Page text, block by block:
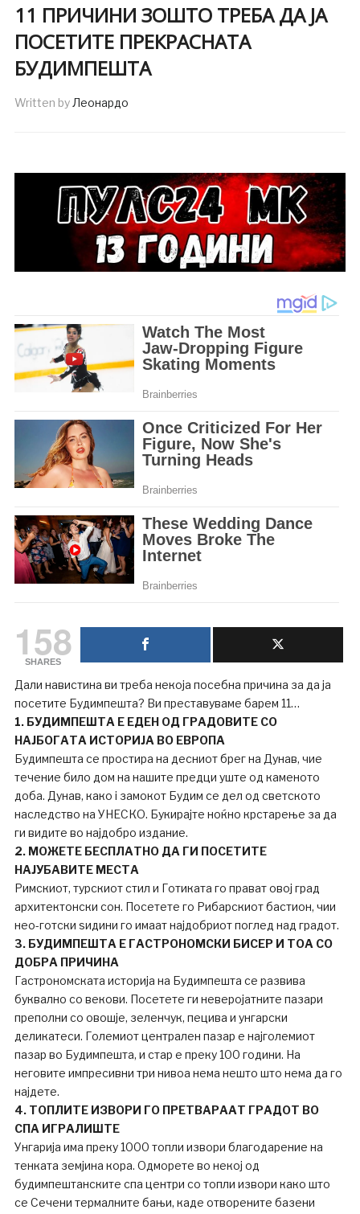
11 ПРИЧИНИ ЗОШТО ТРЕБА ДА ЈА
ПОСЕТИТЕ ПРЕКРАСНАТА
БУДИМПЕШТА
Written byЛеонардо
158
SHARES
Дали навистина ви треба некоја посебна причина за да ја
посетите Будимпешта? Ви преставуваме барем 11…
1. БУДИМПЕШТА Е ЕДЕН ОД ГРАДОВИТЕ СО
НАЈБОГАТА ИСТОРИЈА ВО ЕВРОПА
Будимпешта се простира на десниот брег на Дунав, чие
течение било дом на нашите предци уште од каменото
доба. Дунав, како i замокот Будим се дел од светското
наследство на УНЕСКО. Букирајте ноќно крстарење за да
ги видите во најдобро издание.
2. МОЖЕТЕ БЕСПЛАТНО ДА ГИ ПОСЕТИТЕ
НАЈУБАВИТЕ МЕСТА
Римскиот, турскиот стил и Готиката го прават овој град
архитектонски сон. Посетете го Рибарскиот бастион, чии
нео-готски ѕидини го имаат најдобриот поглед над градот.
3. БУДИМПЕШТА Е ГАСТРОНОМСКИ БИСЕР И ТОА СО
ДОБРА ПРИЧИНА
Гастрономската историја на Будимпешта се развива
буквално со векови. Посетете ги неверојатните пазари
преполни со овошје, зеленчук, пецива и унгарски
деликатеси. Големиот централен пазар е најголемиот
пазар во Будимпешта, и стар е преку 100 години. На
неговите импресивни три нивоа нема нешто што нема да го
најдете.
4. ТОПЛИТЕ ИЗВОРИ ГО ПРЕТВАРААТ ГРАДОТ ВО
СПА ИГРАЛИШТЕ
Унгарија има преку 1000 топли извори благодарение на
тенката земјина кора. Одморете во некој од
будимпештанските спа центри со топли извори како што
се Сечени термалните бањи, каде отворените базени